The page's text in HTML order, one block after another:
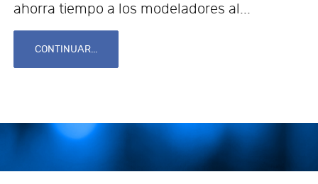
ahorra tiempo a los modeladores al...
CONTINUAR...